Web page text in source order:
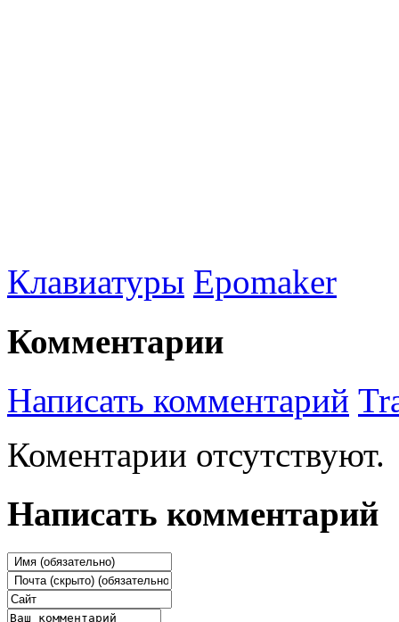
Клавиатуры Epomaker
Комментарии
Написать комментарий
Коментарии отсутствуют.
Написать комментарий